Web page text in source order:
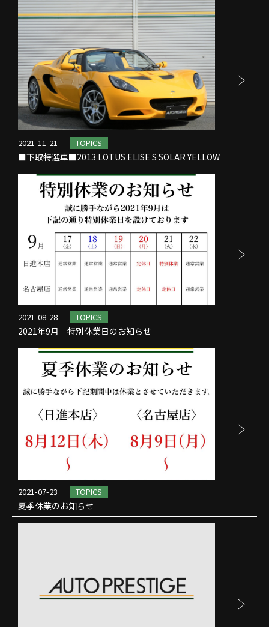
2021-11-21 TOPICS
■下取特選車■2013 LOTUS ELISE S SOLAR YELLOW
2021-08-28 TOPICS
2021年9月 特別休業日のお知らせ
2021-07-23 TOPICS
夏季休業のお知らせ